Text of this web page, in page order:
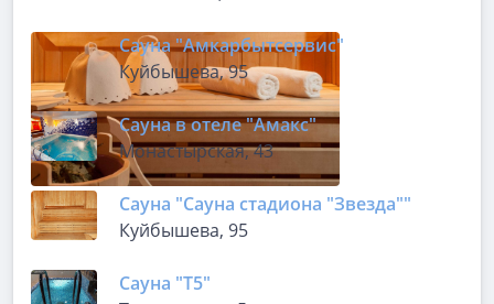
Сауна "Амкарбытсервис"
Куйбышева, 95
Сауна в отеле "Амакс"
Монастырская, 43
Сауна "Сауна стадиона "Звезда""
Куйбышева, 95
Сауна "Т5"